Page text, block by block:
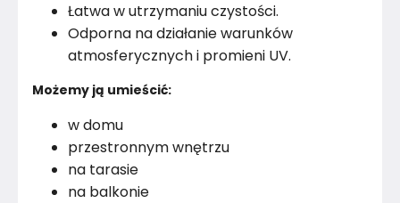
Łatwa w utrzymaniu czystości.
Odporna na działanie warunków
atmosferycznych i promieni UV.
Możemy ją umieścić:
w domu
przestronnym wnętrzu
na tarasie
na balkonie